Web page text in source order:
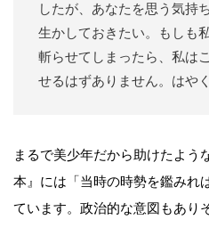
したが、あなたを思う気持
生かしておきたい。もしも
斬らせてしまったら、私は
せるはずありません。はや
まるで美少年だから助けたよう
本』には「当時の時勢を鑑みれ
ています。政治的な意図もあり